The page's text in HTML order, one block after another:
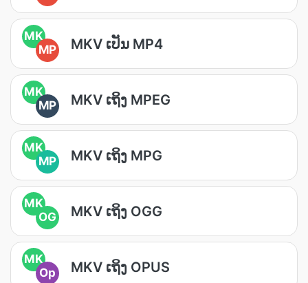
MK
MP
MKV ເປັນ MP4
MK
MP
MKV ເຖິງ MPEG
MK
MP
MKV ເຖິງ MPG
MK
OG
MKV ເຖິງ OGG
MK
Op
MKV ເຖິງ OPUS